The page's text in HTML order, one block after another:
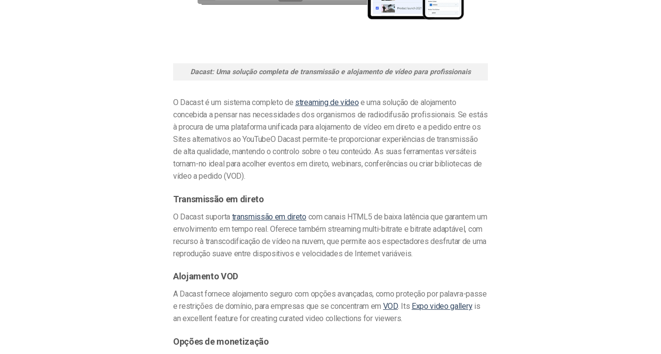
Dacast: Uma solução completa de transmissão e alojamento de vídeo para profissionais
O Dacast é um sistema completo de streaming de vídeo e uma solução de alojamento
concebida a pensar nas necessidades dos organismos de radiodifusão profissionais. Se estás
à procura de uma plataforma unificada para alojamento de vídeo em direto e a pedido entre os
Sites alternativos ao YouTubeO Dacast permite-te proporcionar experiências de transmissão
de alta qualidade, mantendo o controlo sobre o teu conteúdo. As suas ferramentas versáteis
tornam-no ideal para acolher eventos em direto, webinars, conferências ou criar bibliotecas de
vídeo a pedido (VOD).
Transmissão em direto
O Dacast suporta transmissão em direto com canais HTML5 de baixa latência que garantem um
envolvimento em tempo real. Oferece também streaming multi-bitrate e bitrate adaptável, com
recurso à transcodificação de vídeo na nuvem, que permite aos espectadores desfrutar de uma
reprodução suave entre dispositivos e velocidades de Internet variáveis.
Alojamento VOD
A Dacast fornece alojamento seguro com opções avançadas, como proteção por palavra-passe
e restrições de domínio, para empresas que se concentram em VOD. Its Expo video galleryis
an excellent feature for creating curated video collections for viewers.
Opções de monetização